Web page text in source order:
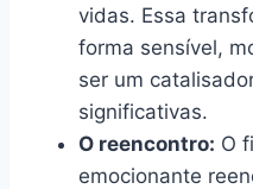
vidas. Essa
forma sensível,
ser um
significativas.
O reencontro: O
emocionante